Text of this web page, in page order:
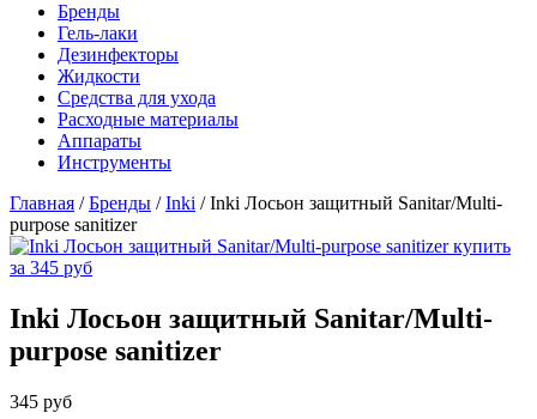
Бренды
Гель-лаки
Дезинфекторы
Жидкости
Средства для ухода
Расходные материалы
Аппараты
Инструменты
Главная /Бренды /Inki /Inki Лосьон защитный Sanitar/Multi-
purpose sanitizer
Inki Лосьон защитный Sanitar/Multi-
purpose sanitizer
345 руб